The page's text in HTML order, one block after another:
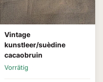
Vintage
kunstleer/suèdine
cacaobruin
Vorrätig